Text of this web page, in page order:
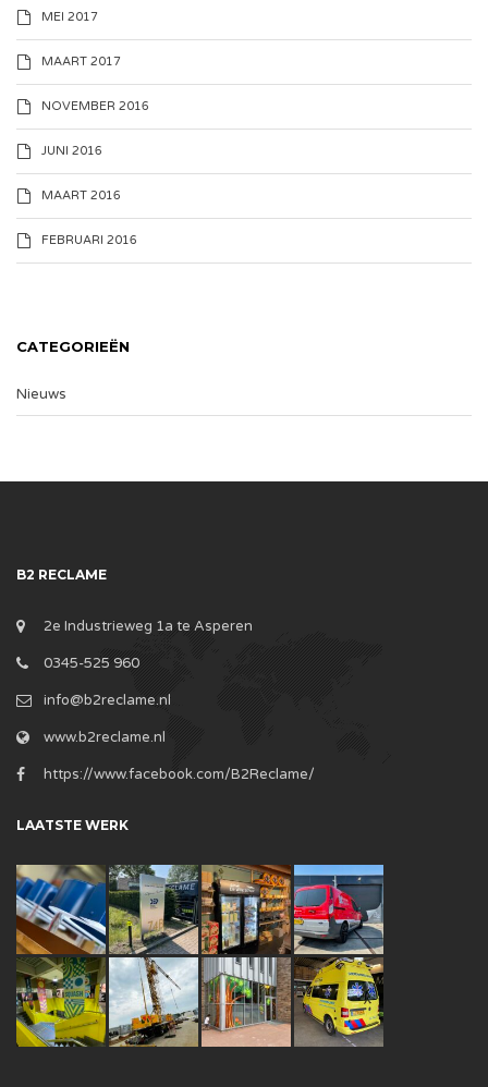
MEI 2017
MAART 2017
NOVEMBER 2016
JUNI 2016
MAART 2016
FEBRUARI 2016
CATEGORIEËN
Nieuws
B2 RECLAME
2e Industrieweg 1a te Asperen
0345-525 960
info@b2reclame.nl
www.b2reclame.nl
https://www.facebook.com/B2Reclame/
LAATSTE WERK